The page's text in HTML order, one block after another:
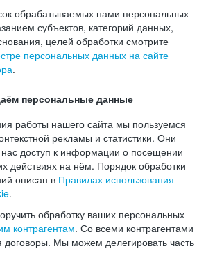
обрабатываемых нами персональных
субъектов, категорий данных,
целей обработки смотрите
персональных данных на сайте
.
персональные данные
работы нашего сайта мы пользуемся
рекламы и статистики. Они
нас доступ к информации о посещении
действиях на нём. Порядок обработки
описан в Правилах использования
.
обработку ваших персональных
контрагентам. Со всеми контрагентами
договоры. Мы можем делегировать часть